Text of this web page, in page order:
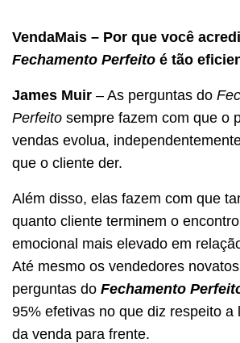
VendaMais – Por que você
Fechamento Perfeito é tão
James Muir – As perguntas do
Perfeito sempre fazem com que o
vendas evolua,
que o cliente der.
Além disso, elas fazem com que
quanto cliente terminem o
emocional mais elevado em
Até mesmo os vendedores
perguntas do Fechamento
95% efetivas no que diz respeito a
da venda para frente.